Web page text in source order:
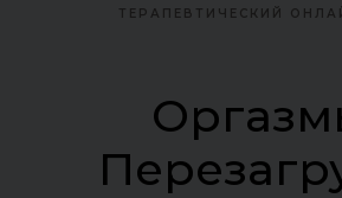
ТЕРАПЕВТИЧЕСКИЙ